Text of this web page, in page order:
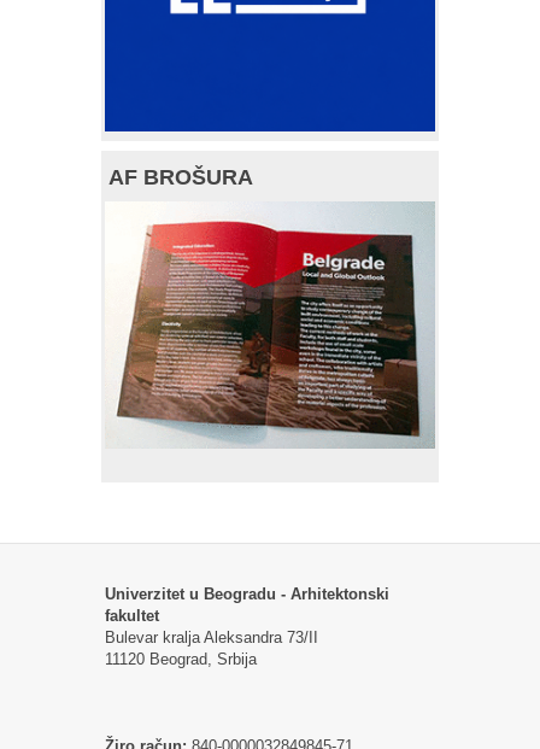
AF BROŠURA
Univerzitet u Beogradu - Arhitektonski
fakultet
Bulevar kralja Aleksandra 73/II
11120 Beograd, Srbija